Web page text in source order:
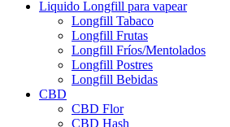
Liquido Longfill para vapear
Longfill Tabaco
Longfill Frutas
Longfill Fríos/Mentolados
Longfill Postres
Longfill Bebidas
CBD
CBD Flor
CBD Hash